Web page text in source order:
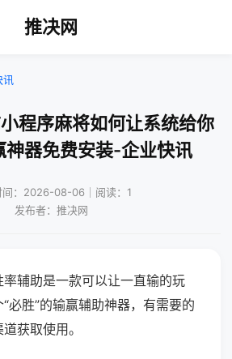
推决网
程序麻将如何让系统给你
神器免费安装-企业快讯
间：2026-08-06｜阅读：1
发布者：推决网
辅助是一款可以让一直输的玩
必胜”的输赢辅助神器，有需要的
获取使用。